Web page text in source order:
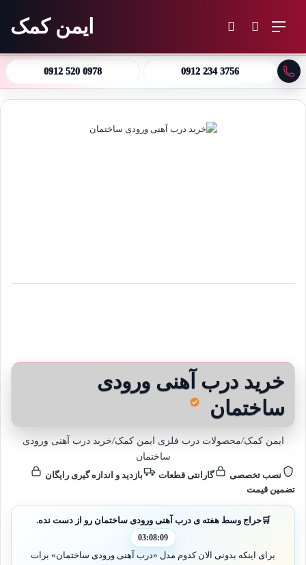
منو جستجو برای ایمن کمک
0912 520 0978 0912 234 3756
خرید درب آهنی ورودی
ساختمان
ایمن کمک/محصولات درب فلزی ایمن کمک/خرید درب آهنی ورودی
ساختمان
نصب تخصصی
گارانتی قطعات
بازدید و اندازه گیری رایگان
تضمین قیمت
03:08:07
🛒حراج وسط هفته ی درب آهنی ورودی ساختمان رو از دست نده.
برای اینکه بدونی الان کدوم مدل «درب آهنی ورودی ساختمان» برات